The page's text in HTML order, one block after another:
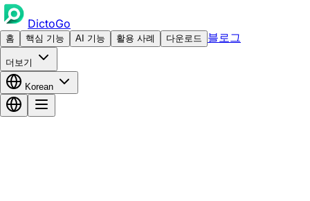
DictoGo
홈 핵심 기능 AI 기능 활용 사례 다운로드 블로그
더보기
Korean